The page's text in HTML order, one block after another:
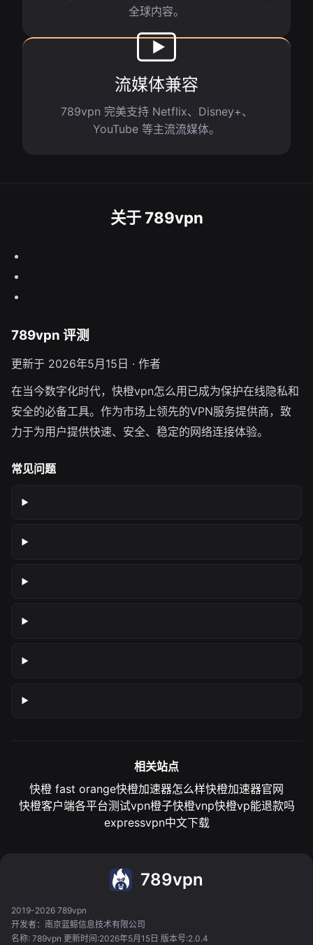
全球内容。
流媒体兼容
789vpn 完美支持 Netflix、Disney+、
YouTube 等主流流媒体。
关于 789vpn
789vpn 评测
更新于 2026年5月15日 · 作者
在当今数字化时代，快橙vpn怎么用已成为保护在线隐私和
安全的必备工具。作为市场上领先的VPN服务提供商，致
力于为用户提供快速、安全、稳定的网络连接体验。
常见问题
相关站点
快橙 fast orange快橙加速器怎么样快橙加速器官网
快橙客户端各平台测试vpn橙子快橙vnp快橙vp能退款吗
expressvpn中文下载
789vpn
2019-2026 789vpn
开发者：南京蓝鲸信息技术有限公司
名称: 789vpn 更新时间:2026年5月15日 版本号:2.0.4